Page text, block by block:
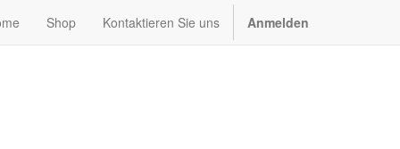
Shop Kontaktieren Sie uns Anmelden